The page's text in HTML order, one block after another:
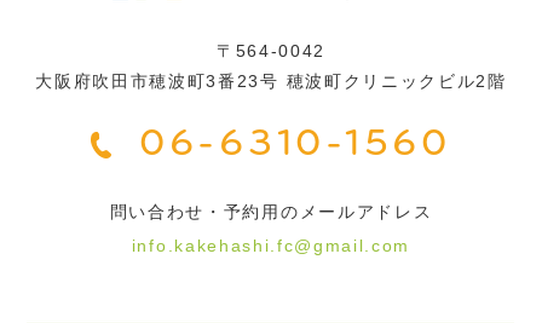
〒564-0042
大阪府吹田市穂波町3番23号 穂波町クリニックビル2階
06-6310-1560
問い合わせ・予約用のメールアドレス
info.kakehashi.fc@gmail.com